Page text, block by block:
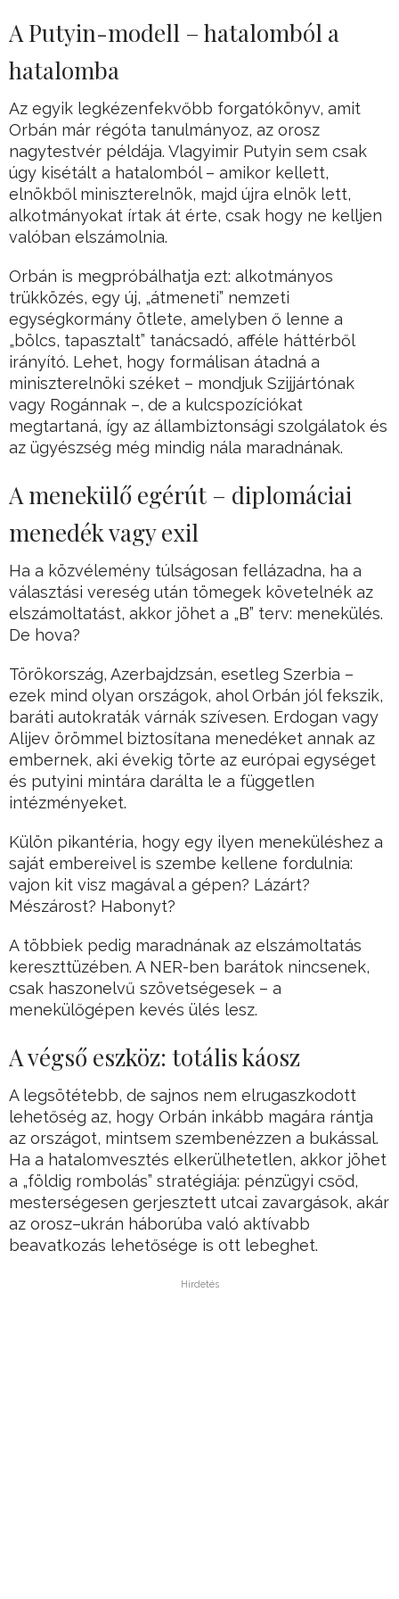
A Putyin-modell – hatalomból a
hatalomba
Az egyik legkézenfekvőbb forgatókönyv, amit
Orbán már régóta tanulmányoz, az orosz
nagytestvér példája. Vlagyimir Putyin sem csak
úgy kisétált a hatalomból – amikor kellett,
elnökből miniszterelnök, majd újra elnök lett,
alkotmányokat írtak át érte, csak hogy ne kelljen
valóban elszámolnia.
Orbán is megpróbálhatja ezt: alkotmányos
trükközés, egy új, „átmeneti” nemzeti
egységkormány ötlete, amelyben ő lenne a
„bölcs, tapasztalt” tanácsadó, afféle háttérből
irányító. Lehet, hogy formálisan átadná a
miniszterelnöki széket – mondjuk Szijjártónak
vagy Rogánnak –, de a kulcspozíciókat
megtartaná, így az állambiztonsági szolgálatok és
az ügyészség még mindig nála maradnának.
A menekülő egérút – diplomáciai
menedék vagy exil
Ha a közvélemény túlságosan fellázadna, ha a
választási vereség után tömegek követelnék az
elszámoltatást, akkor jöhet a „B” terv: menekülés.
De hova?
Törökország, Azerbajdzsán, esetleg Szerbia –
ezek mind olyan országok, ahol Orbán jól fekszik,
baráti autokraták várnák szívesen. Erdogan vagy
Alijev örömmel biztosítana menedéket annak az
embernek, aki évekig törte az európai egységet
és putyini mintára darálta le a független
intézményeket.
Külön pikantéria, hogy egy ilyen meneküléshez a
saját embereivel is szembe kellene fordulnia:
vajon kit visz magával a gépen? Lázárt?
Mészárost? Habonyt?
A többiek pedig maradnának az elszámoltatás
kereszttüzében. A NER-ben barátok nincsenek,
csak haszonelvű szövetségesek – a
menekülőgépen kevés ülés lesz.
A végső eszköz: totális káosz
A legsötétebb, de sajnos nem elrugaszkodott
lehetőség az, hogy Orbán inkább magára rántja
az országot, mintsem szembenézzen a bukással.
Ha a hatalomvesztés elkerülhetetlen, akkor jöhet
a „földig rombolás” stratégiája: pénzügyi csőd,
mesterségesen gerjesztett utcai zavargások, akár
az orosz–ukrán háborúba való aktívabb
beavatkozás lehetősége is ott lebeghet.
Hirdetés